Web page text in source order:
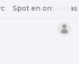
Spot en orquestas